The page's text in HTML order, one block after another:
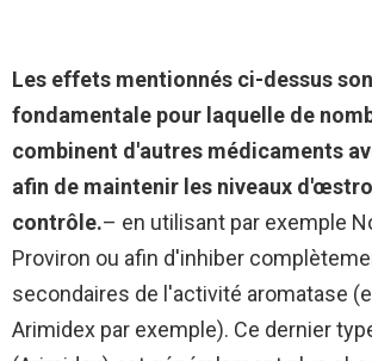
Les effets mentionnés ci-dessus
fondamentale pour laquelle de
combinent d'autres médicaments
afin de maintenir les niveaux
contrôle.– en utilisant par exemple
Proviron ou afin d'inhiber
secondaires de l'activité aromatase
Arimidex par exemple). Ce dernier